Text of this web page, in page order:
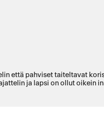
että pahviset taiteltavat
ja lapsi on ollut oikein